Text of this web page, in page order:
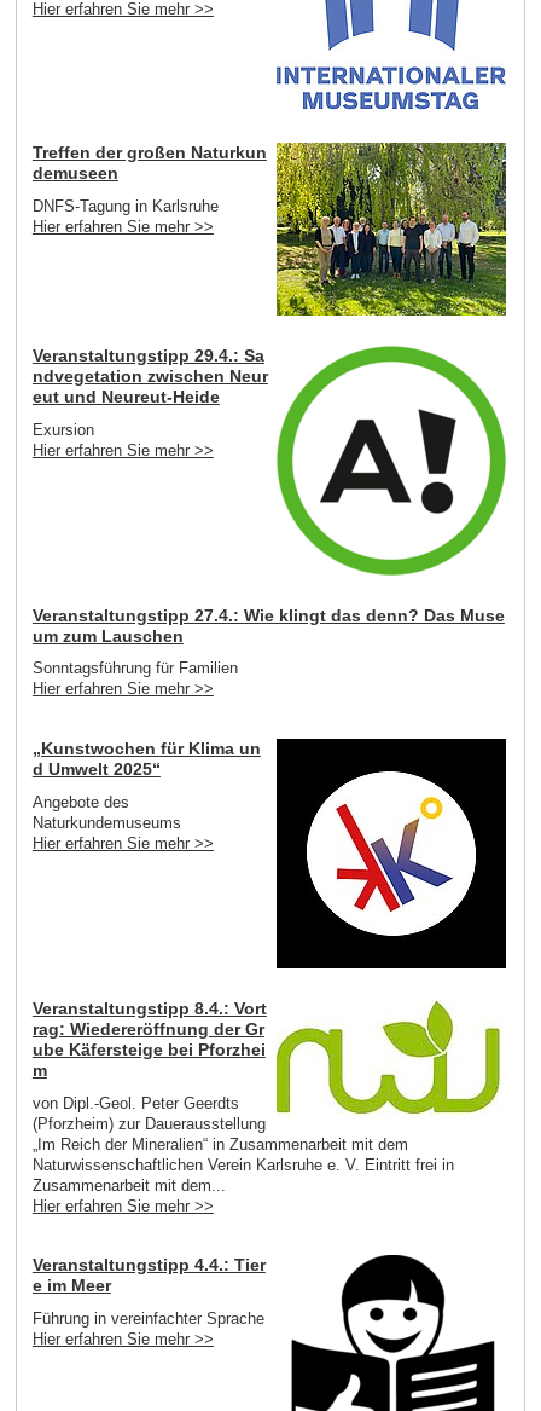
Hier erfahren Sie mehr >>
Treffen der großen Naturkun
demuseen
DNFS-Tagung in Karlsruhe
Hier erfahren Sie mehr >>
Veranstaltungstipp 29.4.: Sa
ndvegetation zwischen Neur
eut und Neureut-Heide
Exursion
Hier erfahren Sie mehr >>
Veranstaltungstipp 27.4.: Wie klingt das denn? Das Muse
um zum Lauschen
Sonntagsführung für Familien
Hier erfahren Sie mehr >>
„Kunstwochen für Klima un
d Umwelt 2025“
Angebote des
Naturkundemuseums
Hier erfahren Sie mehr >>
Veranstaltungstipp 8.4.: Vort
rag: Wiedereröffnung der Gr
ube Käfersteige bei Pforzhei
m
von Dipl.-Geol. Peter Geerdts
(Pforzheim) zur Dauerausstellung
„Im Reich der Mineralien“ in Zusammenarbeit mit dem
Naturwissenschaftlichen Verein Karlsruhe e. V. Eintritt frei in
Zusammenarbeit mit dem...
Hier erfahren Sie mehr >>
Veranstaltungstipp 4.4.: Tier
e im Meer
Führung in vereinfachter Sprache
Hier erfahren Sie mehr >>